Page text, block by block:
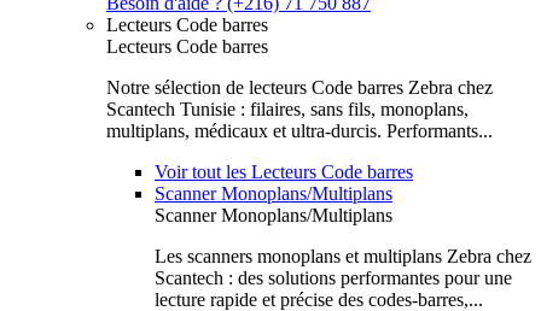
Lecteurs Code barres
Lecteurs Code barres
Notre sélection de lecteurs Code barres Zebra chez
Scantech Tunisie : filaires, sans fils, monoplans,
multiplans, médicaux et ultra-durcis. Performants...
Voir tout les Lecteurs Code barres
Scanner Monoplans/Multiplans
Scanner Monoplans/Multiplans
Les scanners monoplans et multiplans Zebra chez
Scantech : des solutions performantes pour une
lecture rapide et précise des codes-barres,...